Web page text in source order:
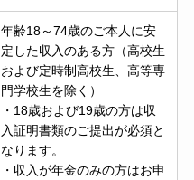
年齢18～74歳のご本人に安
定した収入のある方（高校生
および定時制高校生、高等専
門学校生を除く）
・18歳および19歳の方は収
入証明書類のご提出が必須と
なります。
・収入が年金のみの方はお申